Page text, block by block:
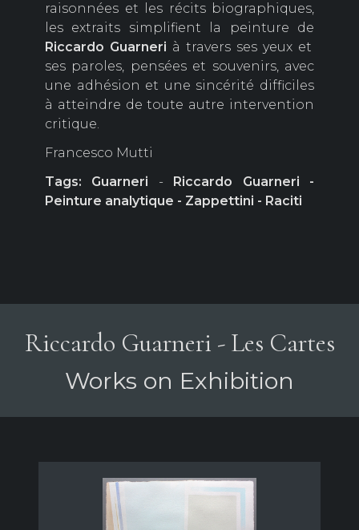
raisonnées et les récits biographiques,
les extraits simplifient la peinture de
Riccardo Guarneri à travers ses yeux et
ses paroles, pensées et souvenirs, avec
une adhésion et une sincérité difficiles
à atteindre de toute autre intervention
critique.
Francesco Mutti
Tags: Guarneri -
Riccardo Guarneri -
Peinture analytique - Zappettini - Raciti
Riccardo Guarneri - Les Cartes
Works on Exhibition